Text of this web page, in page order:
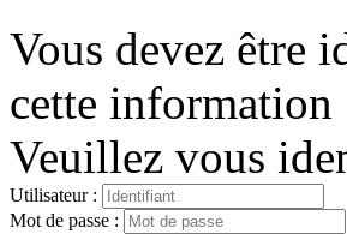
Vous devez être
cette information
Veuillez vous
Utilisateur :
Mot de passe :